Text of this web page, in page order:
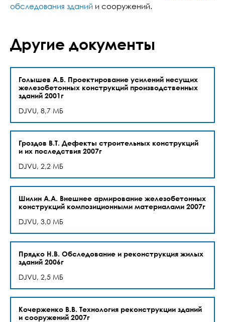
обследования зданий и сооружений.
Другие документы
Голышев А.Б. Проектирование усилений несущих
железобетонных конструкций производственных
зданий 2001г
DJVU, 8,7 МБ
Гроздов В.Т. Дефекты строительных конструкций
и их последствия 2007г
DJVU, 2,2 МБ
Шилин А.А. Внешнее армирование железобетонных
конструкций композиционными материалами 2007г
DJVU, 3,0 МБ
Прядко Н.В. Обследование и реконструкция жилых
зданий 2006г
DJVU, 2,5 МБ
Кочерженко В.В. Технология реконструкции зданий
и сооружений 2007г